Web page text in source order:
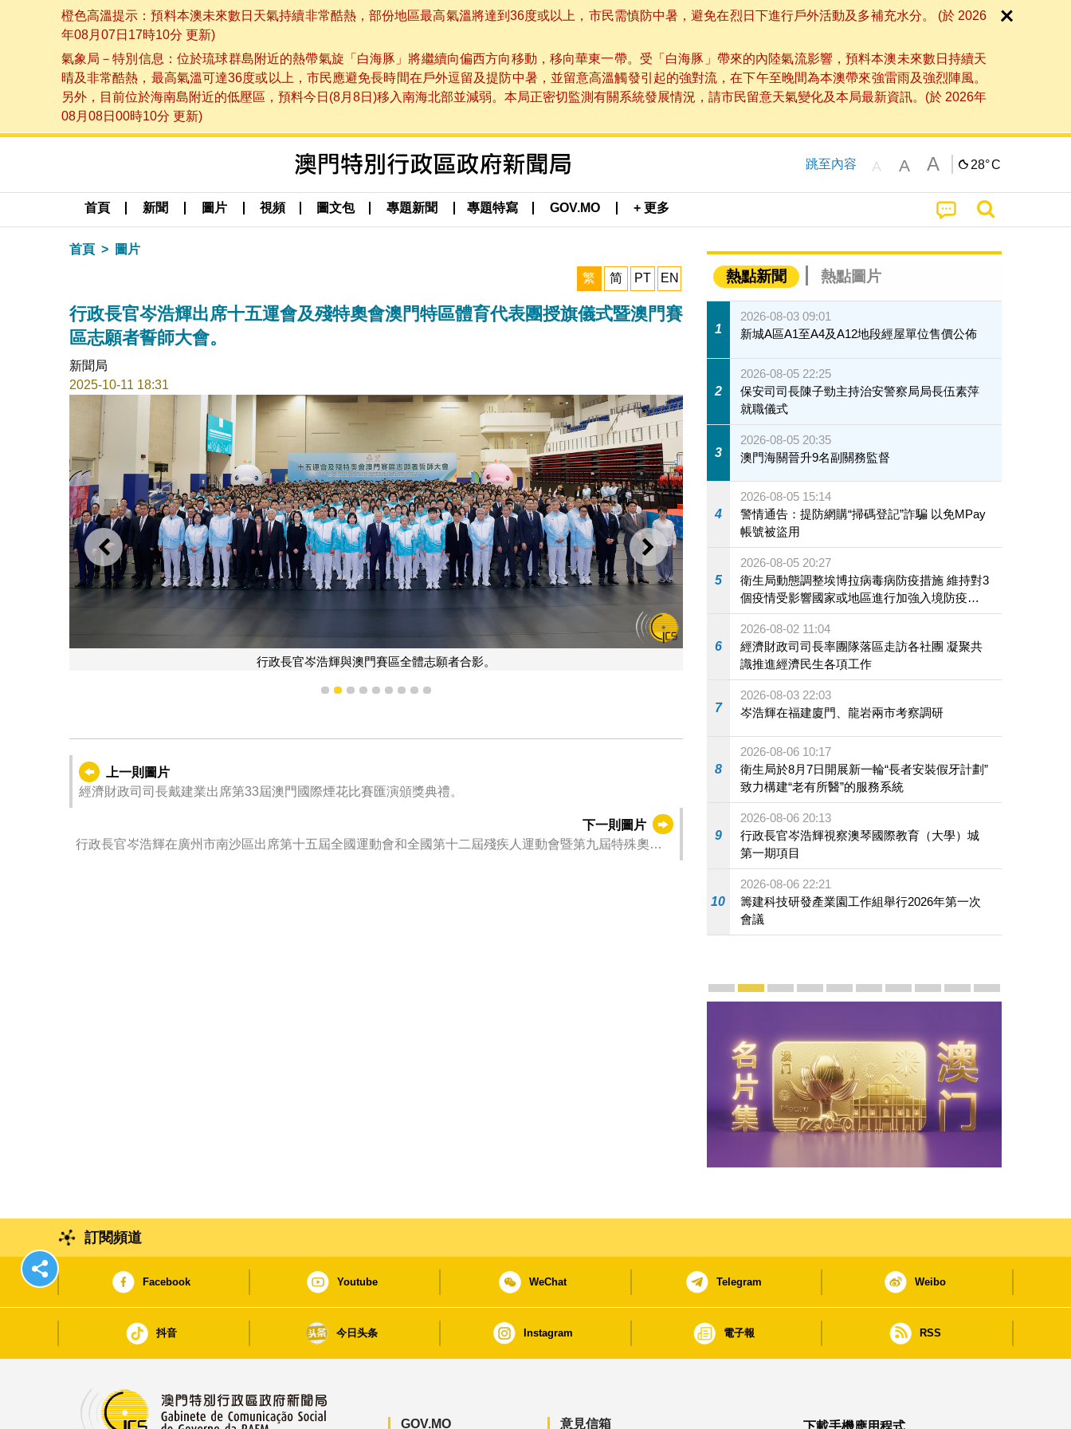
橙色高溫提示：預料本澳未來數日天氣持續非常酷熱，部份地區最高氣溫將達到36度或以上，市民需慎防中暑，避免在烈日下進行戶外活動及多補充水分。 (於 2026
年08月07日17時10分 更新)
氣象局－特別信息：位於琉球群島附近的熱帶氣旋「白海豚」將繼續向偏西方向移動，移向華東一帶。受「白海豚」帶來的內陸氣流影響，預料本澳未來數日持續天
晴及非常酷熱，最高氣溫可達36度或以上，市民應避免長時間在戶外逗留及提防中暑，並留意高溫觸發引起的強對流，在下午至晚間為本澳帶來強雷雨及強烈陣風。
另外，目前位於海南島附近的低壓區，預料今日(8月8日)移入南海北部並減弱。本局正密切監測有關系統發展情況，請市民留意天氣變化及本局最新資訊。(於 2026年
08月08日00時10分 更新)
跳至內容 A A A 28°C
首頁 新聞 圖片 視頻 圖文包 專題新聞 專題特寫 GOV.MO + 更多
首頁 圖片
繁 简 PT EN
行政長官岑浩輝出席十五運會及殘特奧會澳門特區體育代表團授旗儀式暨澳門賽
區志願者誓師大會。
新聞局
2025-10-11 18:31
上一則 下一則
行政長官岑浩輝與澳門賽區全體志願者合影。
1 2 3 4 5 6 7 8 9
上一則圖片
經濟財政司司長戴建業出席第33屆澳門國際煙花比賽匯演頒獎典禮。
下一則圖片
行政長官岑浩輝在廣州市南沙區出席第十五屆全國運動會和全國第十二屆殘疾人運動會暨第九屆特殊奧林
熱點新聞 熱點圖片
1
2026-08-03 09:01
新城A區A1至A4及A12地段經屋單位售價公佈
2
2026-08-05 22:25
保安司司長陳子勁主持治安警察局局長伍素萍
就職儀式
3
2026-08-05 20:35
澳門海關晉升9名副關務監督
4
2026-08-05 15:14
警情通告：提防網購“掃碼登記”詐騙 以免MPay
帳號被盜用
5
2026-08-05 20:27
衛生局動態調整埃博拉病毒病防疫措施 維持對3
個疫情受影響國家或地區進行加強入境防疫措
施
6
2026-08-02 11:04
經濟財政司司長率團隊落區走訪各社團 凝聚共
識推進經濟民生各項工作
7
2026-08-03 22:03
岑浩輝在福建廈門、龍岩兩市考察調研
8
2026-08-06 10:17
衛生局於8月7日開展新一輪“長者安裝假牙計劃”
致力構建“老有所醫”的服務系統
9
2026-08-06 20:13
行政長官岑浩輝視察澳琴國際教育（大學）城
第一期項目
10
2026-08-06 22:21
籌建科技研發產業園工作組舉行2026年第一次
會議
宣傳及推廣
賡續中葡傳統友誼 續寫“一國兩制”新篇章 — 澳門“一國
澳門名片集
行政長官岑浩輝11月18日發表2026年施政報
施政特寫澳門特別行政區經濟和社會發展第
橫琴粵澳深度合作區專題網站
施政小講堂
走進澳門澳門相簿2020
《澳门微视
訂閱頻道
Facebook Youtube WeChat Telegram Weibo
抖音 今日头条 Instagram 電子報 RSS
GOV.MO 意見信箱 下載手機應用程式